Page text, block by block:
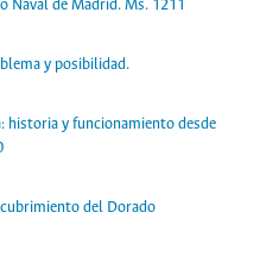
Naval de Madrid. Ms. 1211
y posibilidad.
historia y funcionamiento desde
del Dorado